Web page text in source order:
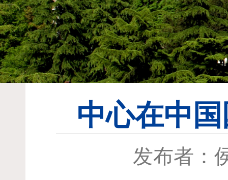
中心在中
发布者：